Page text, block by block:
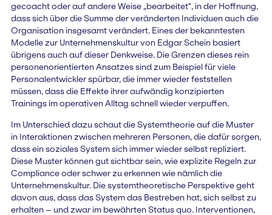
gecoacht oder auf andere Weise „bearbeitet“, in der Hoffnung,
dass sich über die Summe der veränderten Individuen auch die
Organisation insgesamt verändert. Eines der bekanntesten
Modelle zur Unternehmenskultur von Edgar Schein basiert
übrigens auch auf dieser Denkweise. Die Grenzen dieses rein
personenorientierten Ansatzes sind zum Beispiel für viele
Personalentwickler spürbar, die immer wieder feststellen
müssen, dass die Effekte ihrer aufwändig konzipierten
Trainings im operativen Alltag schnell wieder verpuffen.
Im Unterschied dazu schaut die Systemtheorie auf die Muster
in Interaktionen zwischen mehreren Personen, die dafür sorgen,
dass ein soziales System sich immer wieder selbst repliziert.
Diese Muster können gut sichtbar sein, wie explizite Regeln zur
Compliance oder schwer zu erkennen wie nämlich die
Unternehmenskultur. Die systemtheoretische Perspektive geht
davon aus, dass das System das Bestreben hat, sich selbst zu
erhalten – und zwar im bewährten Status quo. Interventionen,